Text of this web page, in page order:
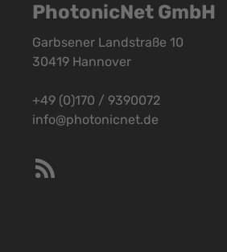
PhotonicNet GmbH
Garbsener Landstraße 10
30419 Hannover
+49 (0)170 / 9390072
info@photonicnet.de